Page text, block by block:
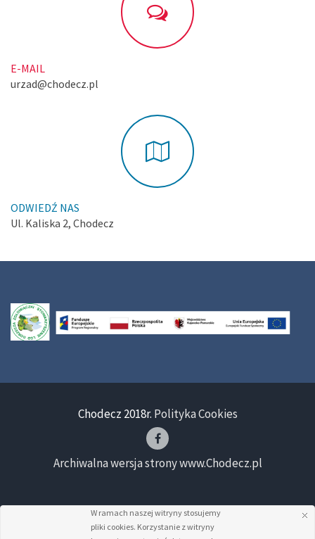
E-MAIL
urzad@chodecz.pl
ODWIEDŹ NAS
Ul. Kaliska 2, Chodecz
Chodecz 2018r. Polityka Cookies
Archiwalna wersja strony www.Chodecz.pl
W ramach naszej witryny stosujemy
pliki cookies. Korzystanie z witryny